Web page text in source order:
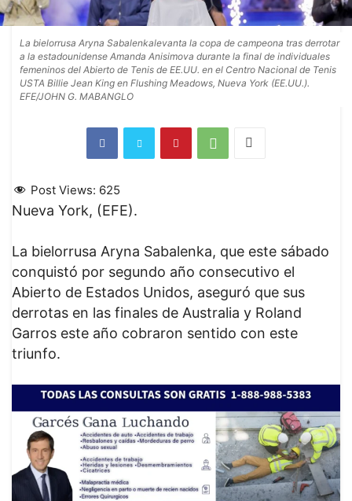
La bielorrusa Aryna Sabalenkalevanta la copa de campeona tras derrotar
a la estadounidense Amanda Anisimova durante la final de individuales
femeninos del Abierto de Tenis de EE.UU. en el Centro Nacional de Tenis
USTA Billie Jean King en Flushing Meadows, Nueva York (EE.UU.).
EFE/JOHN G. MABANGLO
Post Views: 625
Nueva York, (EFE).
La bielorrusa Aryna Sabalenka, que este sábado
conquistó por segundo año consecutivo el
Abierto de Estados Unidos, aseguró que sus
derrotas en las finales de Australia y Roland
Garros este año cobraron sentido con este
triunfo.